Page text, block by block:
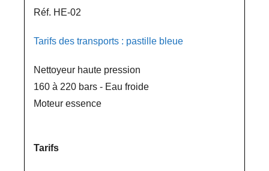
Réf. HE-02
Tarifs des transports : pastille bleue
Nettoyeur haute pression
160 à 220 bars - Eau froide
Moteur essence
Tarifs